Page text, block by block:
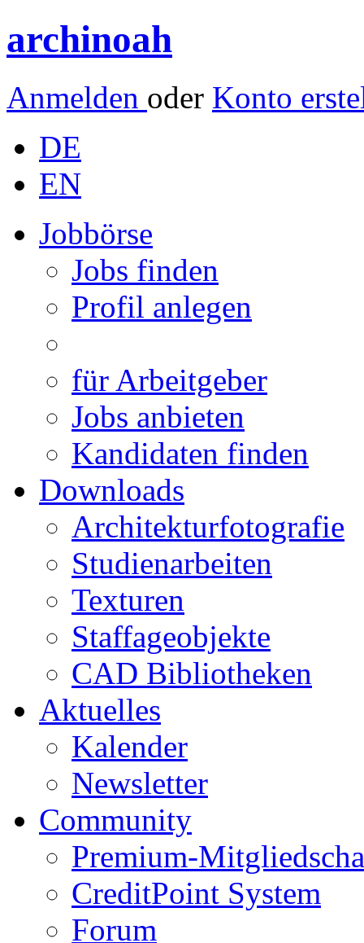
archinoah
Anmelden oder Konto
DE
EN
Jobbörse
Jobs finden
Profil anlegen
für Arbeitgeber
Jobs anbieten
Kandidaten finden
Downloads
Architekturfotografie
Studienarbeiten
Texturen
Staffageobjekte
CAD Bibliotheken
Aktuelles
Kalender
Newsletter
Community
Premium-
CreditPoint System
Forum